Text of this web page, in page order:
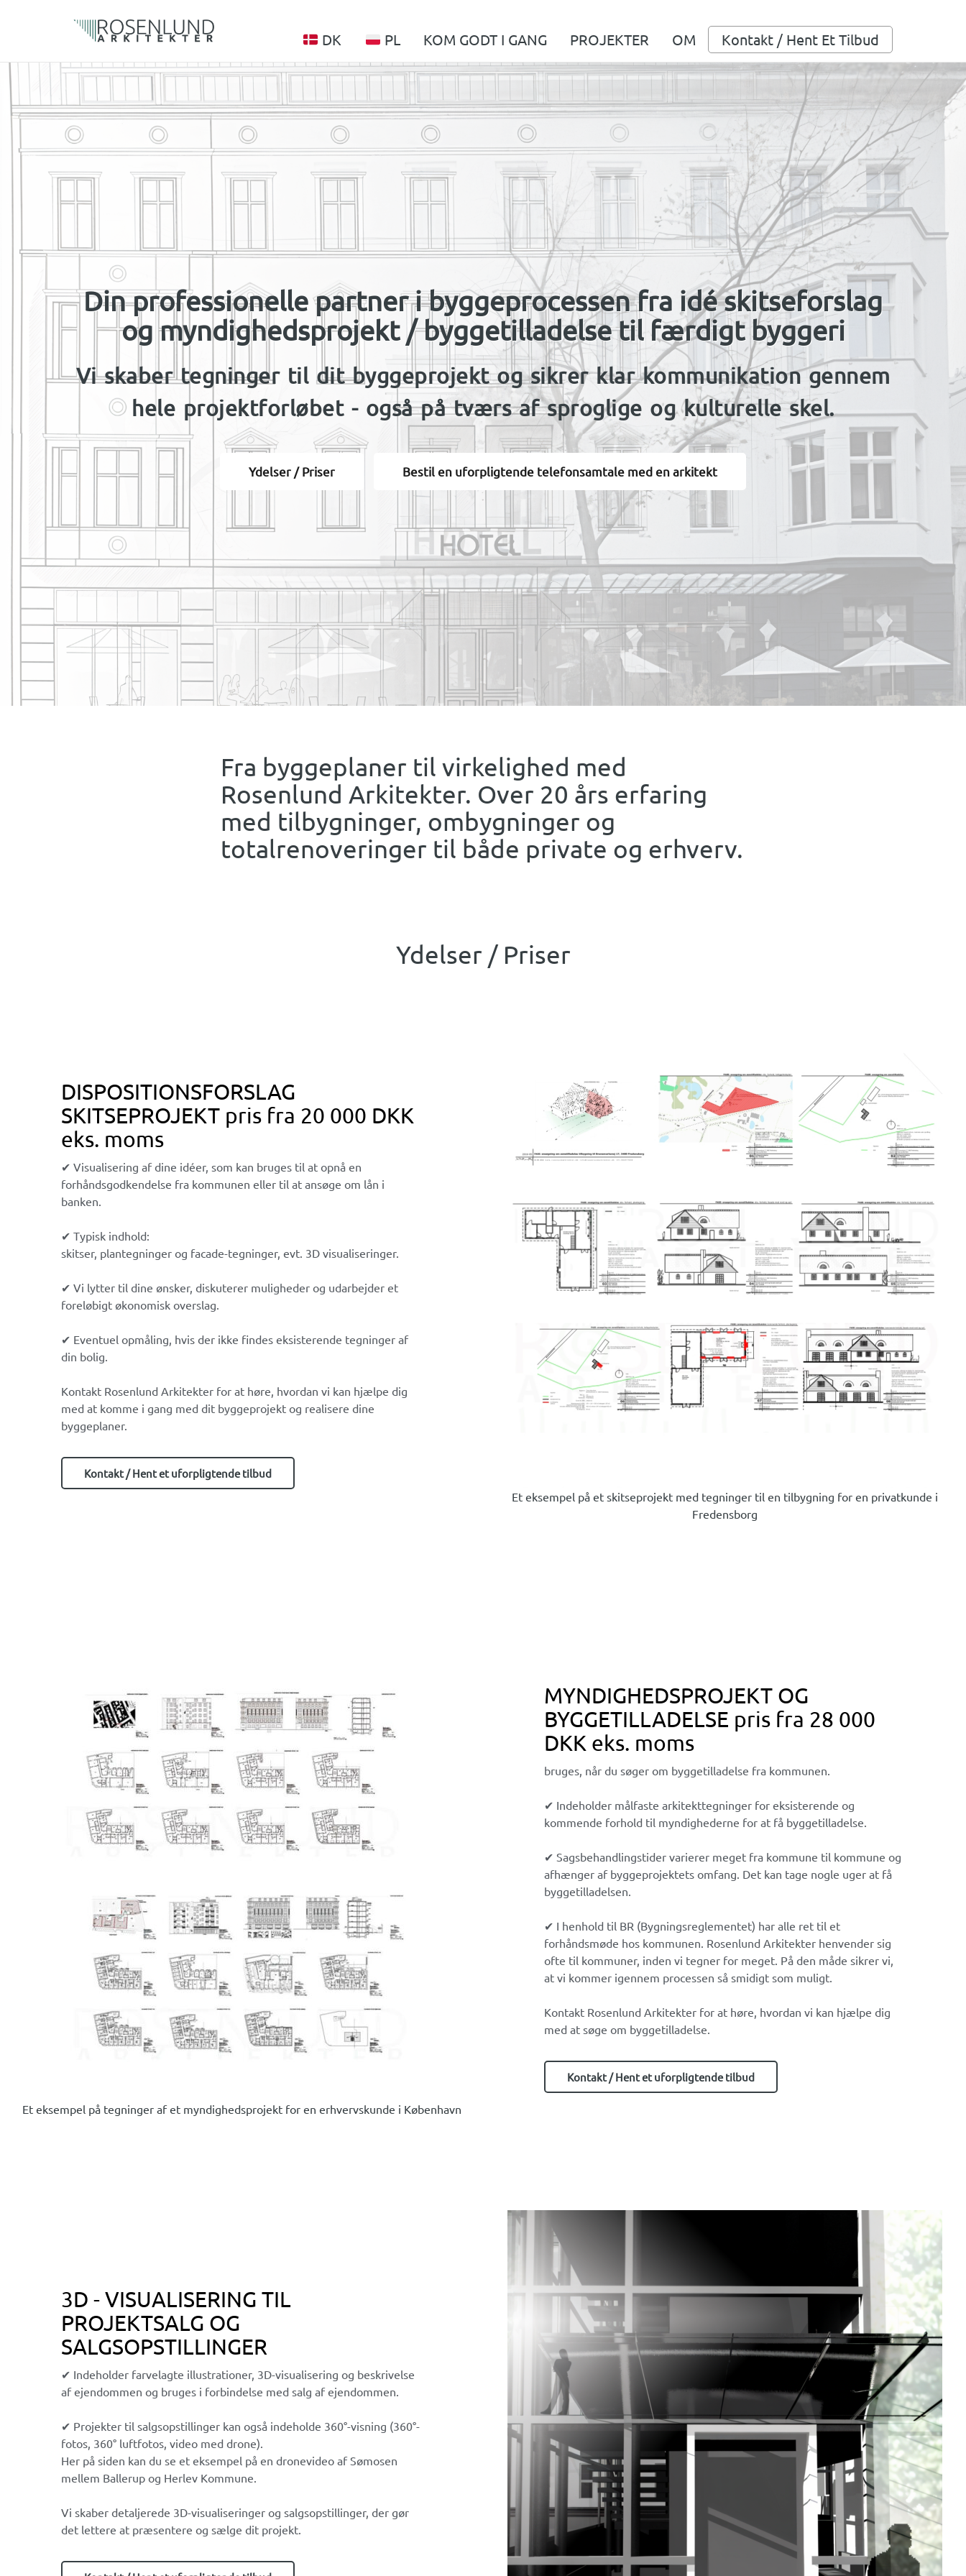
DK PL KOM GODT I GANG PROJEKTER OM Kontakt / Hent Et Tilbud
Din professionelle partner i byggeprocessen fra idé skitseforslag
og myndighedsprojekt / byggetilladelse til færdigt byggeri
Vi skaber tegninger til dit byggeprojekt og sikrer klar kommunikation gennem
hele projektforløbet - også på tværs af sproglige og kulturelle skel.
Ydelser / Priser Bestil en uforpligtende telefonsamtale med en arkitekt
Fra byggeplaner til virkelighed med
Rosenlund Arkitekter. Over 20 års erfaring
med tilbygninger, ombygninger og
totalrenoveringer til både private og erhverv.
Ydelser / Priser
DISPOSITIONSFORSLAG
SKITSEPROJEKT pris fra 20 000 DKK
eks. moms
✔ Visualisering af dine idéer, som kan bruges til at opnå en
forhåndsgodkendelse fra kommunen eller til at ansøge om lån i
banken.
✔ Typisk indhold:
skitser, plantegninger og facade-tegninger, evt. 3D visualiseringer.
✔ Vi lytter til dine ønsker, diskuterer muligheder og udarbejder et
foreløbigt økonomisk overslag.
✔ Eventuel opmåling, hvis der ikke findes eksisterende tegninger af
din bolig.
Kontakt Rosenlund Arkitekter for at høre, hvordan vi kan hjælpe dig
med at komme i gang med dit byggeprojekt og realisere dine
byggeplaner.
Kontakt / Hent et uforpligtende tilbud
Et eksempel på et skitseprojekt med tegninger til en tilbygning for en privatkunde i
Fredensborg
Et eksempel på tegninger af et myndighedsprojekt for en erhvervskunde i København
MYNDIGHEDSPROJEKT OG
BYGGETILLADELSE pris fra 28 000
DKK eks. moms
bruges, når du søger om byggetilladelse fra kommunen.
✔ Indeholder målfaste arkitekttegninger for eksisterende og
kommende forhold til myndighederne for at få byggetilladelse.
✔ Sagsbehandlingstider varierer meget fra kommune til kommune og
afhænger af byggeprojektets omfang. Det kan tage nogle uger at få
byggetilladelsen.
✔ I henhold til BR (Bygningsreglementet) har alle ret til et
forhåndsmøde hos kommunen. Rosenlund Arkitekter henvender sig
ofte til kommuner, inden vi tegner for meget. På den måde sikrer vi,
at vi kommer igennem processen så smidigt som muligt.
Kontakt Rosenlund Arkitekter for at høre, hvordan vi kan hjælpe dig
med at søge om byggetilladelse.
Kontakt / Hent et uforpligtende tilbud
3D - VISUALISERING TIL
PROJEKTSALG OG
SALGSOPSTILLINGER
✔ Indeholder farvelagte illustrationer, 3D-visualisering og beskrivelse
af ejendommen og bruges i forbindelse med salg af ejendommen.
✔ Projekter til salgsopstillinger kan også indeholde 360°-visning (360°-
fotos, 360° luftfotos, video med drone).
Her på siden kan du se et eksempel på en dronevideo af Sømosen
mellem Ballerup og Herlev Kommune.
Vi skaber detaljerede 3D-visualiseringer og salgsopstillinger, der gør
det lettere at præsentere og sælge dit projekt.